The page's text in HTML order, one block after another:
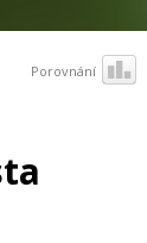
Porovnání